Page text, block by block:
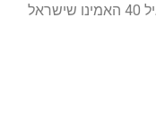
ב-2021 ש-38% מיהודי ארה"ב מתחת לגיל 40 האמינו שישראל